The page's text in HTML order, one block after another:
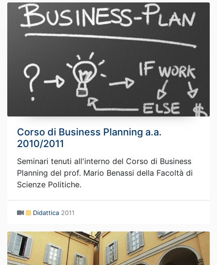
Corso di Business Planning a.a.
2010/2011
Seminari tenuti all'interno del Corso di Business
Planning del prof. Mario Benassi della Facoltà di
Scienze Politiche.
Didattica 2011